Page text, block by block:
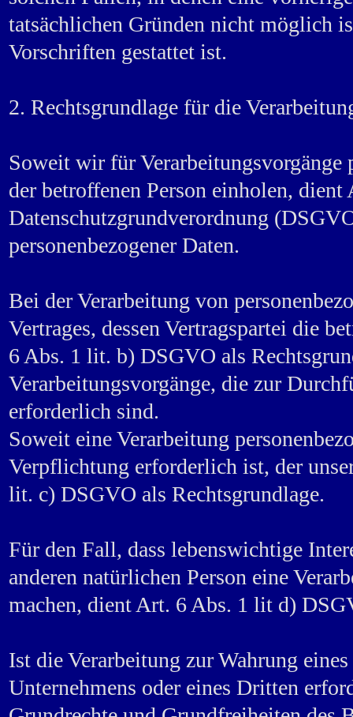
tatsächlichen Gründen nicht möglich
Vorschriften gestattet ist.
2. Rechtsgrundlage für die
Soweit wir für
der betroffenen Person einholen,
Datenschutzgrundverordnung
personenbezogener Daten.
Bei der Verarbeitung von
Vertrages, dessen Vertragspartei die
6 Abs. 1 lit. b) DSGVO als
Verarbeitungsvorgänge, die zur
erforderlich sind.
Soweit eine Verarbeitung
Verpflichtung erforderlich ist, der
lit. c) DSGVO als Rechtsgrundlage.
Für den Fall, dass lebenswichtige
anderen natürlichen Person eine
machen, dient Art. 6 Abs. 1 lit d)
Ist die Verarbeitung zur Wahrung
Unternehmens oder eines Dritten